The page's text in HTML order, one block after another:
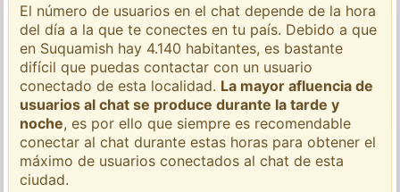
El número de usuarios en el chat depende de la hora
del día a la que te conectes en tu país. Debido a que
en Suquamish hay 4.140 habitantes, es bastante
difícil que puedas contactar con un usuario
conectado de esta localidad. La mayor afluencia de
usuarios al chat se produce durante la tarde y
noche, es por ello que siempre es recomendable
conectar al chat durante estas horas para obtener el
máximo de usuarios conectados al chat de esta
ciudad.